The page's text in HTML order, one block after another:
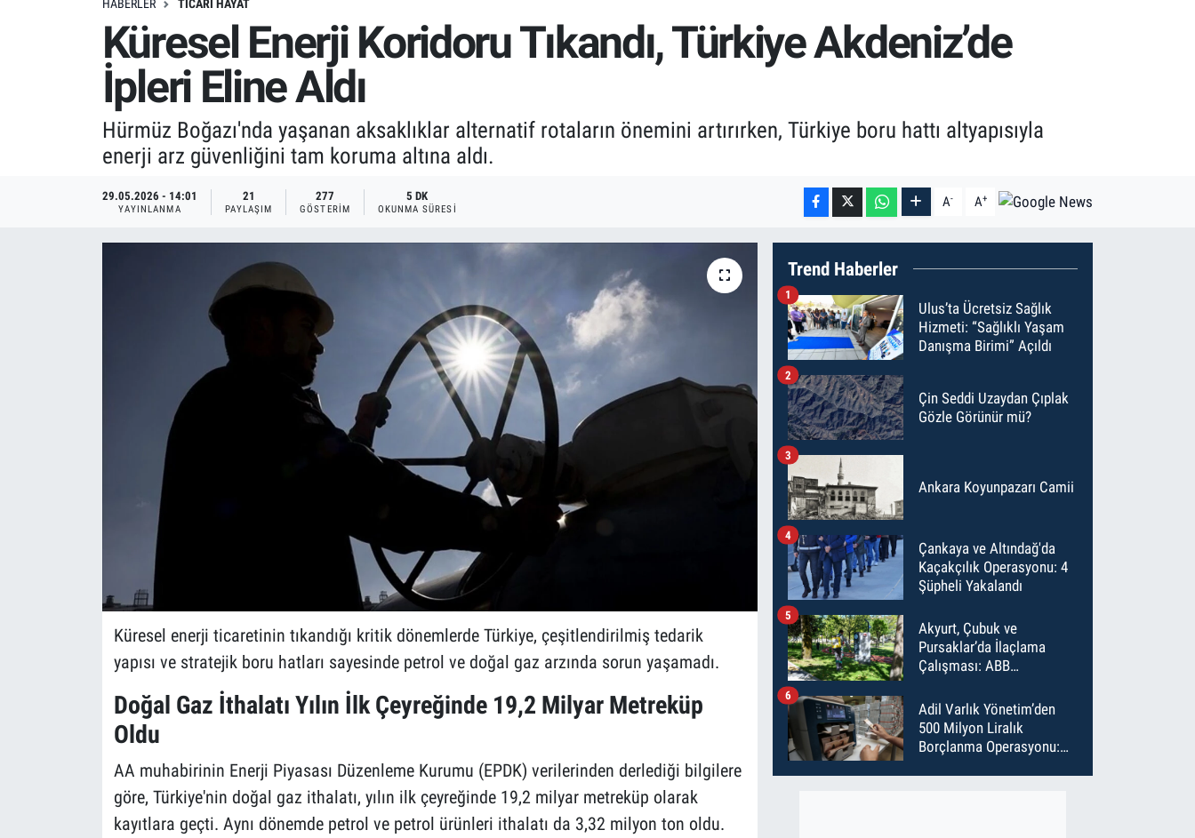
HABERLER TICARI HAYAT
Küresel Enerji Koridoru Tıkandı, Türkiye Akdeniz’de
İpleri Eline Aldı
Hürmüz Boğazı'nda yaşanan aksaklıklar alternatif rotaların önemini artırırken, Türkiye boru hattı altyapısıyla
enerji arz güvenliğini tam koruma altına aldı.
29.05.2026 - 14:01
YAYINLANMA
21
PAYLAŞIM
277
GÖSTERIM
5 DK
OKUNMA SÜRESI A- A+
Küresel enerji ticaretinin tıkandığı kritik dönemlerde Türkiye, çeşitlendirilmiş tedarik
yapısı ve stratejik boru hatları sayesinde petrol ve doğal gaz arzında sorun yaşamadı.
Doğal Gaz İthalatı Yılın İlk Çeyreğinde 19,2 Milyar Metreküp
Oldu
AA muhabirinin Enerji Piyasası Düzenleme Kurumu (EPDK) verilerinden derlediği bilgilere
göre, Türkiye'nin doğal gaz ithalatı, yılın ilk çeyreğinde 19,2 milyar metreküp olarak
kayıtlara geçti. Aynı dönemde petrol ve petrol ürünleri ithalatı da 3,32 milyon ton oldu.
Trend Haberler
Ulus’ta Ücretsiz Sağlık
Hizmeti: “Sağlıklı Yaşam
Danışma Birimi” Açıldı
1
Çin Seddi Uzaydan Çıplak
Gözle Görünür mü?
2
Ankara Koyunpazarı Camii
3
Çankaya ve Altındağ'da
Kaçakçılık Operasyonu: 4
Şüpheli Yakalandı
4
Akyurt, Çubuk ve
Pursaklar’da İlaçlama
Çalışması: ABB
İlaçladı
5
Adil Varlık Yönetim’den
500 Milyon Liralık
Borçlanma Operasyonu:
6